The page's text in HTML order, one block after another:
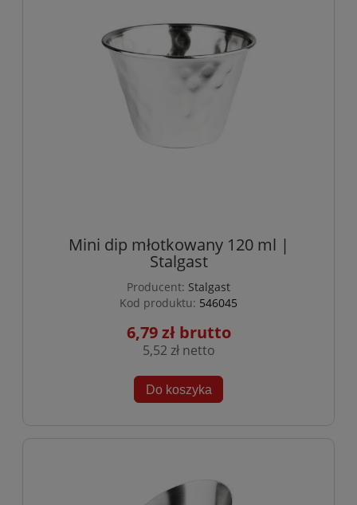
Mini dip młotkowany 120 ml |
Stalgast
Producent: Stalgast
Kod produktu: 546045
6,79 zł
5,52 zł
Do koszyka